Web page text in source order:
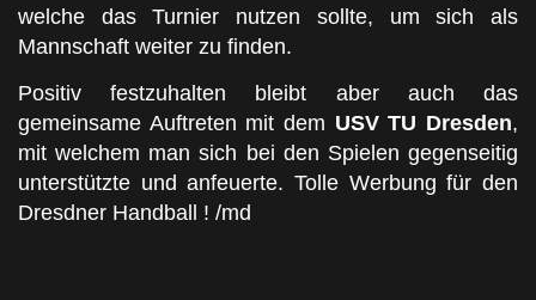
welche das Turnier nutzen sollte, um sich als
Mannschaft weiter zu finden.
Positiv festzuhalten bleibt aber auch das
gemeinsame Auftreten mit dem USV TU Dresden,
mit welchem man sich bei den Spielen gegenseitig
unterstützte und anfeuerte. Tolle Werbung für den
Dresdner Handball ! /md